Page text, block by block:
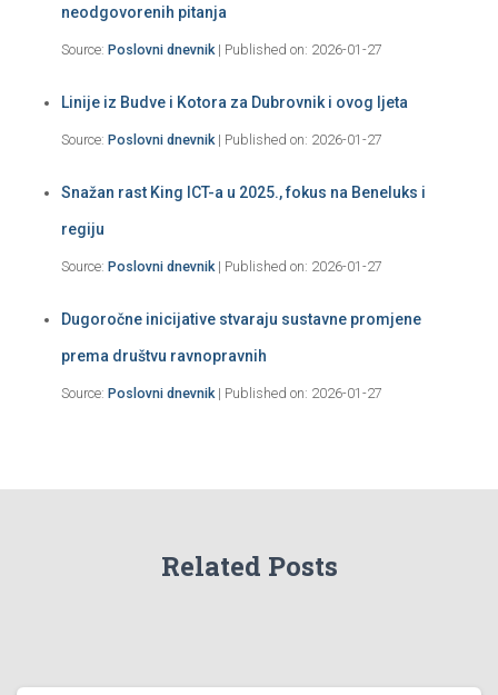
neodgovorenih pitanja
Source: Poslovni dnevnik Published on: 2026-01-27
Linije iz Budve i Kotora za Dubrovnik i ovog ljeta
Source: Poslovni dnevnik Published on: 2026-01-27
Snažan rast King ICT-a u 2025., fokus na Beneluks i
regiju
Source: Poslovni dnevnik Published on: 2026-01-27
Dugoročne inicijative stvaraju sustavne promjene
prema društvu ravnopravnih
Source: Poslovni dnevnik Published on: 2026-01-27
Related Posts